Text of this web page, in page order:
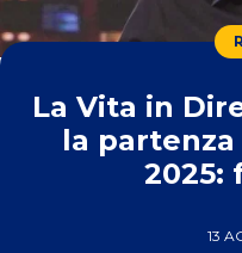
La Vita in
la partenza
2025:
13